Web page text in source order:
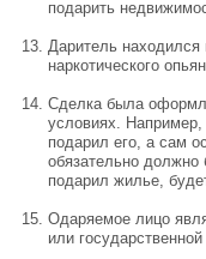
подарить
Даритель находился
наркотического
Сделка была
условиях.
подарил его, а сам
обязательно должно
подарил жилье,
Одаряемое лицо
или